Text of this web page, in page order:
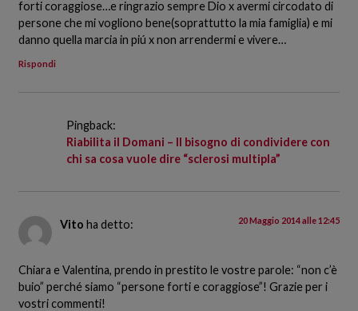
forti coraggiose…e ringrazio sempre Dio x avermi circodato di
persone che mi vogliono bene(soprattutto la mia famiglia) e mi
danno quella marcia in piú x non arrendermi e vivere…
Rispondi
Pingback:
Riabilita il Domani – Il bisogno di condividere con
chi sa cosa vuole dire “sclerosi multipla”
Vito ha detto: 20 Maggio 2014 alle 12:45
Chiara e Valentina, prendo in prestito le vostre parole: “non c’è
buio” perché siamo “persone forti e coraggiose”! Grazie per i
vostri commenti!